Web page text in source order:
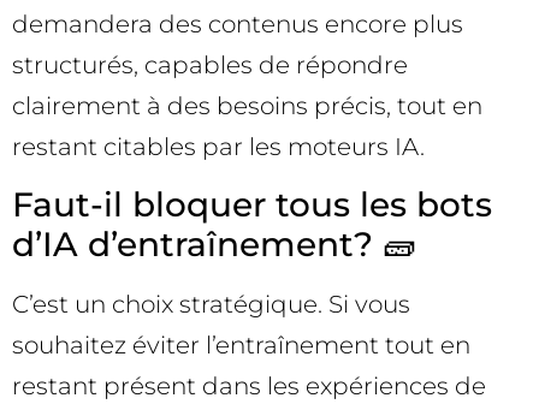
demandera des contenus encore plus
structurés, capables de répondre
clairement à des besoins précis, tout en
restant citables par les moteurs IA.
Faut-il bloquer tous les bots
d’IA d’entraînement? 🧱
C’est un choix stratégique. Si vous
souhaitez éviter l’entraînement tout en
restant présent dans les expériences de